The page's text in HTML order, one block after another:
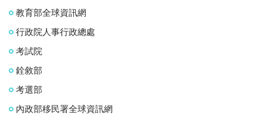
教育部全球資訊網
行政院人事行政總處
考試院
銓敘部
考選部
內政部移民署全球資訊網